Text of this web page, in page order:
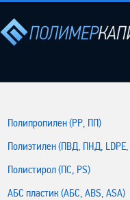
Полипропилен (РР, ПП)
Полиэтилен (ПВД, ПНД, LDPE,
Полистирол (ПС, PS)
АБС пластик (АБС, ABS, ASA)